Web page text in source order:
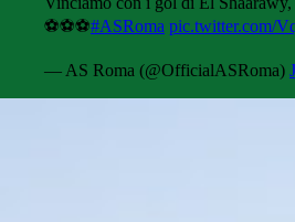
⚽️⚽️⚽️#ASRoma pic.twitter.com/
— AS Roma (@OfficialASRoma)